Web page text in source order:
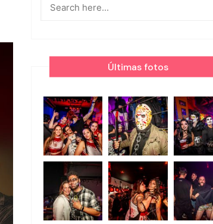
Últimas fotos